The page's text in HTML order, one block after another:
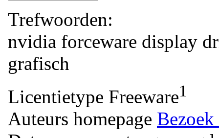
Trefwoorden:
nvidia forceware display
grafisch
Licentietype Freeware1
Auteurs homepage